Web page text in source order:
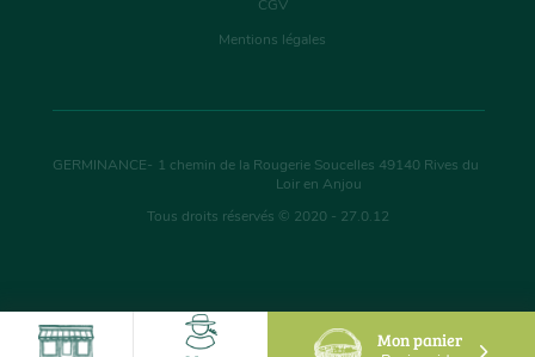
Mon panier
CGV
Mentions légales
GERMINANCE- 1 chemin de la Rougerie Soucelles 49140 Rives du
Loir en Anjou
Tous droits réservés © 2020 - 27.0.12